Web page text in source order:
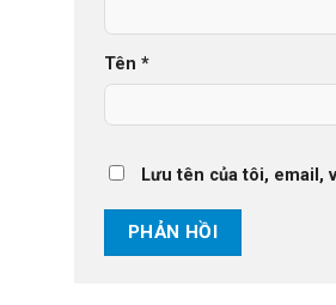
Tên *
Lưu tên của tôi, email,